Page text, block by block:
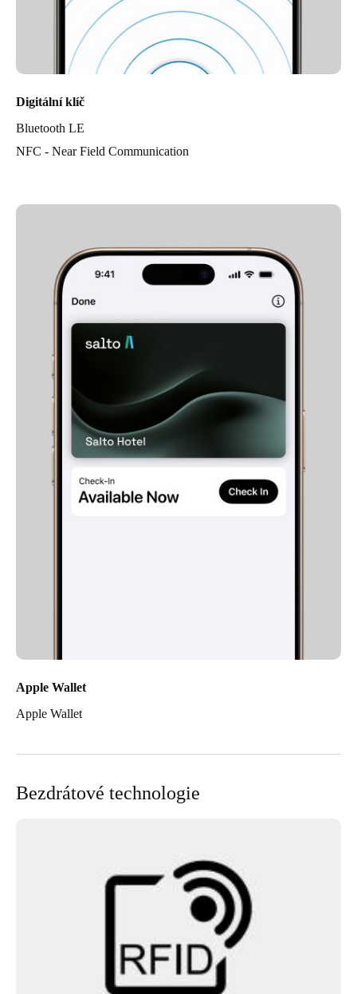
Digitální klíč
Bluetooth LE
NFC - Near Field Communication
Apple Wallet
Apple Wallet
Bezdrátové technologie